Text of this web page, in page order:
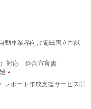
動車業界向け電磁両立性試
）対応 適合宣言書
レポート作成支援サービス開